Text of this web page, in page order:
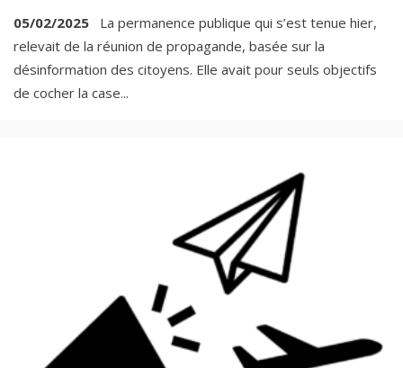
05/02/2025
La permanence publique qui s’est tenue hier,
relevait de la réunion de propagande, basée sur la
désinformation des citoyens. Elle avait pour seuls objectifs
de cocher la case...